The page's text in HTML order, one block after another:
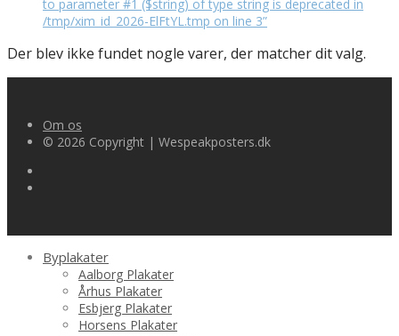
to parameter #1 ($string) of type string is deprecated in
/tmp/xim_id_2026-ElFtYL.tmp on line 3”
Der blev ikke fundet nogle varer, der matcher dit valg.
Om os
© 2026 Copyright | Wespeakposters.dk
Byplakater
Aalborg Plakater
Århus Plakater
Esbjerg Plakater
Horsens Plakater